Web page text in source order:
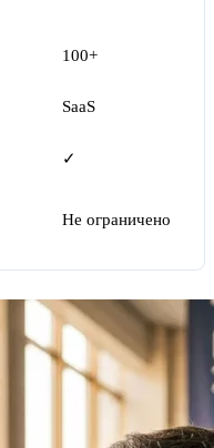
100+
SaaS
✓
Не ограничено